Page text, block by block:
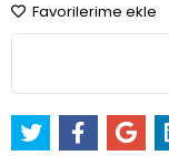
Favorilerime ekle